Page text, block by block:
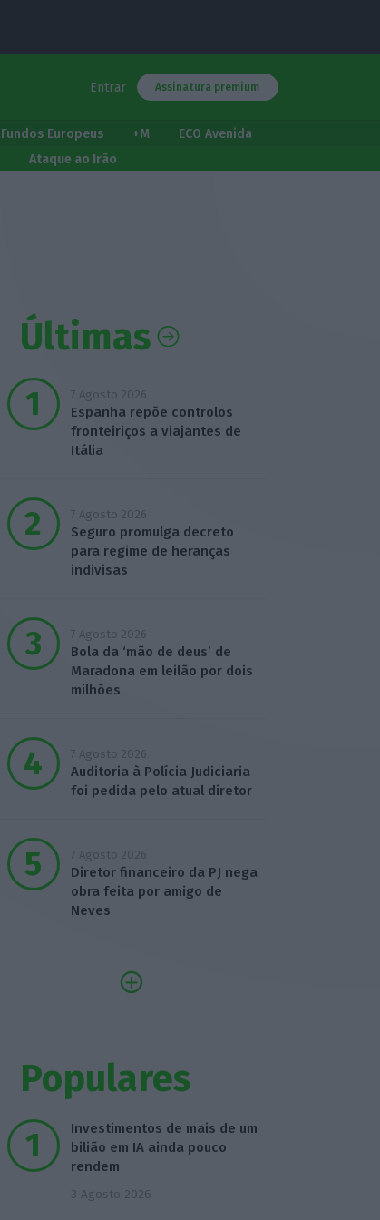
Entrar Assinatura premium
Fundos Europeus +M
ECO Avenida
Ataque ao Irão
Últimas
7 Agosto 2026
Espanha repõe controlos
fronteiriços a viajantes de
Itália
7 Agosto 2026
Seguro promulga decreto
para regime de heranças
indivisas
7 Agosto 2026
Bola da ‘mão de deus’ de
Maradona em leilão por dois
milhões
7 Agosto 2026
Auditoria à Polícia Judiciaria
foi pedida pelo atual diretor
7 Agosto 2026
Diretor financeiro da PJ nega
obra feita por amigo de
Neves
Populares
Investimentos de mais de um
bilião em IA ainda pouco
rendem
3 Agosto 2026